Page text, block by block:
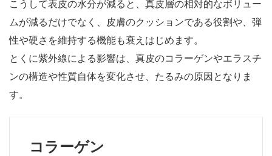
こうして表皮の水分が減ると、真皮層の相対的なボリュー
ムが減るだけでなく、皮膚のクッションである役割や、弾
性や硬さを維持する機能も衰えはじめます。
とくに紫外線による影響は、真皮のコラーゲンやエラスチ
ンの構造や性質自体を変化させ、たるみの原因となりま
す。
コラーゲン